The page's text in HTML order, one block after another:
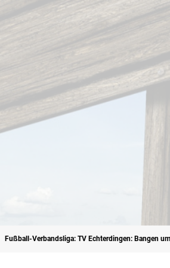
Fußball-Verbandsliga: TV Echterdingen: Bangen